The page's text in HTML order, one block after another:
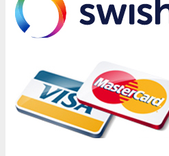
Inga produkter i varukorgen.